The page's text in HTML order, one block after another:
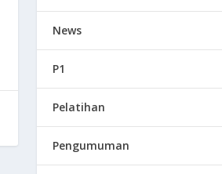
News
P1
Pelatihan
Pengumuman